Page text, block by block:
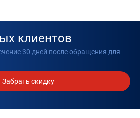
клиентов
30 дней после обращения для
Забрать скидку